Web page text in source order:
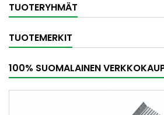
TUOTERYHMÄT
TUOTEMERKIT
100% SUOMALAINEN